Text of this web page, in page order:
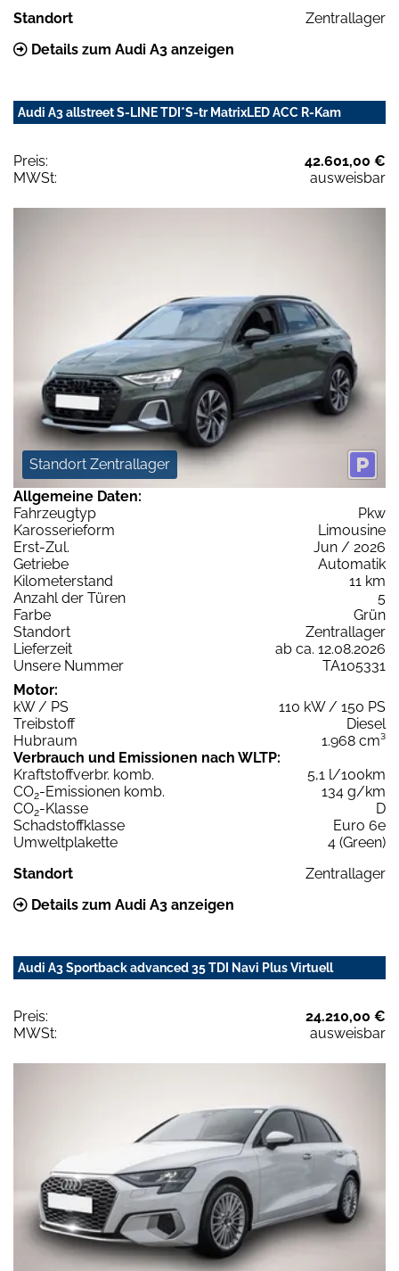
Standort
Zentrallager
Details zum Audi A3 anzeigen
Audi A3 allstreet S-LINE TDI*S-tr MatrixLED ACC R-Kam
Preis:
42.601,00 €
MWSt:
ausweisbar
Standort Zentrallager
Allgemeine Daten:
Fahrzeugtyp
Pkw
Karosserieform
Limousine
Erst-Zul.
Jun / 2026
Getriebe
Automatik
Kilometerstand
11 km
Anzahl der Türen
5
Farbe
Grün
Standort
Zentrallager
Lieferzeit
ab ca. 12.08.2026
Unsere Nummer
TA105331
Motor:
kW / PS
110 kW / 150 PS
Treibstoff
Diesel
Hubraum
1.968 cm³
Verbrauch und Emissionen nach WLTP:
Kraftstoffverbr. komb.
5,1 l/100km
CO2-Emissionen komb.
134 g/km
CO2-Klasse
D
Schadstoffklasse
Euro 6e
Umweltplakette
4 (Green)
Standort
Zentrallager
Details zum Audi A3 anzeigen
Audi A3 Sportback advanced 35 TDI Navi Plus Virtuell
Preis:
24.210,00 €
MWSt:
ausweisbar